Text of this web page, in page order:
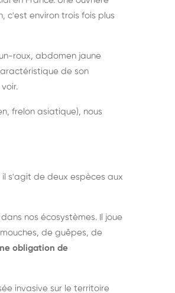
c'est environ trois fois plus
roux, abdomen jaune
de son
frelon asiatique), nous
s'agit de deux espèces aux
nos écosystèmes. Il joue
de guêpes, de
obligation de
invasive sur le territoire